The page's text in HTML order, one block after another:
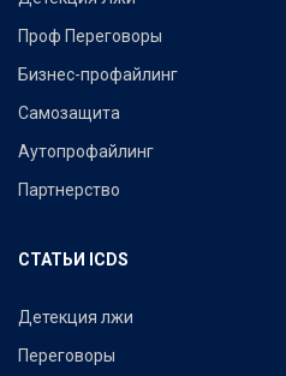
Проф Переговоры
Бизнес-профайлинг
Самозащита
Аутопрофайлинг
Партнерство
СТАТЬИ ICDS
Детекция лжи
Переговоры